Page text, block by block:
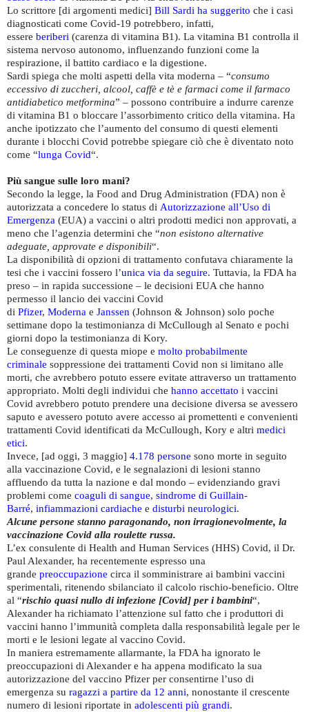
Lo scrittore [di argomenti medici] Bill Sardi ha suggerito che i casi
diagnosticati come Covid-19 potrebbero, infatti,
essere beriberi (carenza di vitamina B1). La vitamina B1 controlla il
sistema nervoso autonomo, influenzando funzioni come la
respirazione, il battito cardiaco e la digestione.
Sardi spiega che molti aspetti della vita moderna – “consumo
eccessivo di zuccheri, alcool, caffè e tè e farmaci come il farmaco
antidiabetico metformina” – possono contribuire a indurre carenze
di vitamina B1 o bloccare l’assorbimento critico della vitamina. Ha
anche ipotizzato che l’aumento del consumo di questi elementi
durante i blocchi Covid potrebbe spiegare ciò che è diventato noto
come “lunga Covid“.
Più sangue sulle loro mani?
Secondo la legge, la Food and Drug Administration (FDA) non è
autorizzata a concedere lo status di Autorizzazione all’Uso di
Emergenza (EUA) a vaccini o altri prodotti medici non approvati, a
meno che l’agenzia determini che “non esistono alternative
adeguate, approvate e disponibili“.
La disponibilità di opzioni di trattamento confutava chiaramente la
tesi che i vaccini fossero l’unica via da seguire. Tuttavia, la FDA ha
preso – in rapida successione – le decisioni EUA che hanno
permesso il lancio dei vaccini Covid
di Pfizer, Moderna e Janssen (Johnson & Johnson) solo poche
settimane dopo la testimonianza di McCullough al Senato e pochi
giorni dopo la testimonianza di Kory.
Le conseguenze di questa miope e molto probabilmente
criminale soppressione dei trattamenti Covid non si limitano alle
morti, che avrebbero potuto essere evitate attraverso un trattamento
appropriato. Molti degli individui che hanno accettato i vaccini
Covid avrebbero potuto prendere una decisione diversa se avessero
saputo e avessero potuto avere accesso ai promettenti e convenienti
trattamenti Covid identificati da McCullough, Kory e altri medici
etici.
Invece, [ad oggi, 3 maggio] 4.178 persone sono morte in seguito
alla vaccinazione Covid, e le segnalazioni di lesioni stanno
affluendo da tutta la nazione e dal mondo – evidenziando gravi
problemi come coaguli di sangue, sindrome di Guillain-
Barré, infiammazioni cardiache e disturbi neurologici.
Alcune persone stanno paragonando, non irragionevolmente, la
vaccinazione Covid alla roulette russa.
L’ex consulente di Health and Human Services (HHS) Covid, il Dr.
Paul Alexander, ha recentemente espresso una
grande preoccupazione circa il somministrare ai bambini vaccini
sperimentali, ritenendo sbilanciato il calcolo rischio-beneficio. Oltre
al “rischio quasi nullo di infezione [Covid] per i bambini“,
Alexander ha richiamato l’attenzione sul fatto che i produttori di
vaccini hanno l’immunità completa dalla responsabilità legale per le
morti e le lesioni legate al vaccino Covid.
In maniera estremamente allarmante, la FDA ha ignorato le
preoccupazioni di Alexander e ha appena modificato la sua
autorizzazione del vaccino Pfizer per consentirne l’uso di
emergenza su ragazzi a partire da 12 anni, nonostante il crescente
numero di lesioni riportate in adolescenti più grandi.